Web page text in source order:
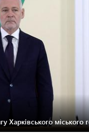
Харківського міського